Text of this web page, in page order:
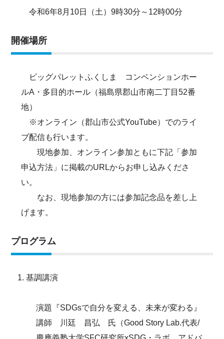
令和6年8月10日（土）9時30分～12時00分
開催場所
ビッグパレットふくしま コンベンションホー
ルA・多目的ホール（福島県郡山市南二丁目52番
地）
※オンライン（郡山市公式YouTube）でのライ
ブ配信も行います。
現地参加、オンライン参加ともに下記「参加
申込方法」に掲載のURLからお申し込みくださ
い。
なお、現地参加の方には参加記念品を差し上
げます。
プログラム
基調講演
演題『SDGsで自分を変える、未来が変わる』
講師 川廷 昌弘 氏（Good Story Lab.代表/